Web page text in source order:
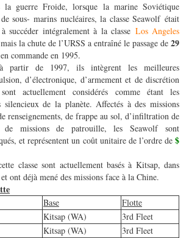
guerre Froide, lorsque la marine Soviétique
sous- marins nucléaires, la classe Seawolf était
succéder intégralement à la classe Los Angeles
la chute de l’URSS a entraîné le passage de 29
en commande en 1995.
partir de 1997, ils intègrent les meilleures
d’électronique, d’armement et de discrétion
actuellement considérés comme étant les
silencieux de la planète. Affectés à des missions
renseignements, de frappe au sol, d’infiltration de
de missions de patrouille, les Seawolf sont
et représentent un coût unitaire de l’ordre de$
classe sont actuellement basés à Kitsap, dans
ont déjà mené des missions face à la Chine.
Base
Flotte
Kitsap (WA)
3rd Fleet
Kitsap (WA)
3rd Fleet